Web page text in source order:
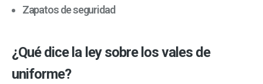
Zapatos de seguridad
¿Qué dice la ley sobre los vales de
uniforme?